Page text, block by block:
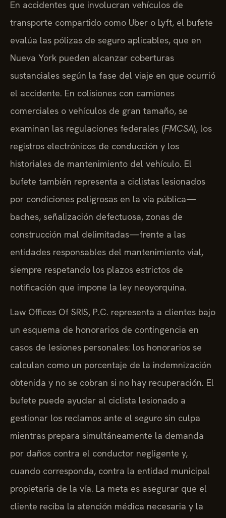
En accidentes que involucran vehículos de
transporte compartido como Uber o Lyft, el bufete
evalúa las pólizas de seguro aplicables, que en
Nueva York pueden alcanzar coberturas
sustanciales según la fase del viaje en que ocurrió
el accidente. En colisiones con camiones
comerciales o vehículos de gran tamaño, se
examinan las regulaciones federales (FMCSA), los
registros electrónicos de conducción y los
historiales de mantenimiento del vehículo. El
bufete también representa a ciclistas lesionados
por condiciones peligrosas en la vía pública—
baches, señalización defectuosa, zonas de
construcción mal delimitadas—frente a las
entidades responsables del mantenimiento vial,
siempre respetando los plazos estrictos de
notificación que impone la ley neoyorquina.
Law Offices Of SRIS, P.C. representa a clientes bajo
un esquema de honorarios de contingencia en
casos de lesiones personales: los honorarios se
calculan como un porcentaje de la indemnización
obtenida y no se cobran si no hay recuperación. El
bufete puede ayudar al ciclista lesionado a
gestionar los reclamos ante el seguro sin culpa
mientras prepara simultáneamente la demanda
por daños contra el conductor negligente y,
cuando corresponda, contra la entidad municipal
propietaria de la vía. La meta es asegurar que el
cliente reciba la atención médica necesaria y la